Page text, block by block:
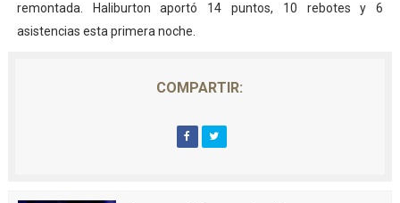
remontada. Haliburton aportó 14 puntos, 10 rebotes y 6
asistencias esta primera noche.
COMPARTIR: